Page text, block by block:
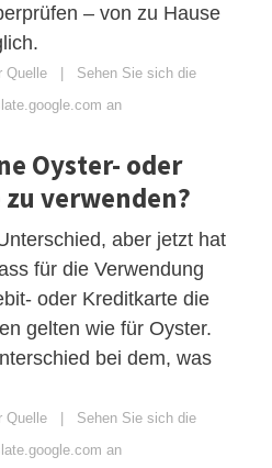
– von zu Hause
Quelle | Sehen Sie sich die
an
Oyster- oder
verwenden?
aber jetzt hat
für die Verwendung
oder Kreditkarte die
gelten wie für Oyster.
bei dem, was
Quelle | Sehen Sie sich die
an